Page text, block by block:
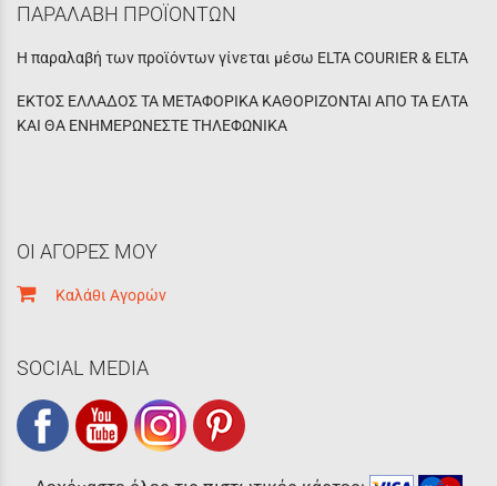
ΠΑΡΑΛΑΒΗ ΠΡΟΪΟΝΤΩΝ
Η παραλαβή των προϊόντων γίνεται μέσω ELTA COURIER & ELTA
ΕΚΤΟΣ ΕΛΛΑΔΟΣ ΤΑ ΜΕΤΑΦΟΡΙΚΑ ΚΑΘΟΡΙΖΟΝΤΑΙ ΑΠΟ ΤΑ ΕΛΤΑ
ΚΑΙ ΘΑ ΕΝΗΜΕΡΩΝΕΣΤΕ ΤΗΛΕΦΩΝΙΚΑ
ΟΙ ΑΓΟΡΕΣ ΜΟΥ
Καλάθι Αγορών
SOCIAL MEDIA